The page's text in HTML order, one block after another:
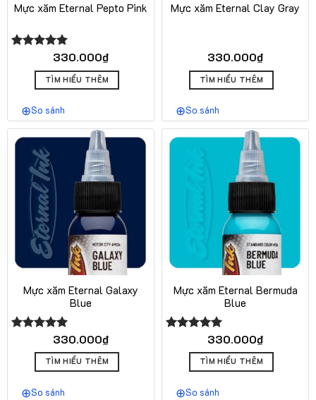
Mực xăm Eternal Pepto Pink
Được xếp330.000₫
TÌM HIỂU THÊM
So sánh
Mực xăm Eternal Clay Gray
330.000₫
TÌM HIỂU THÊM
So sánh
Mực xăm Eternal Galaxy
Blue
Được xếp
hạng5.00
330.000₫
TÌM HIỂU THÊM
So sánh
Mực xăm Eternal Bermuda
Blue
Được xếp
hạng5.00
330.000₫
TÌM HIỂU THÊM
So sánh